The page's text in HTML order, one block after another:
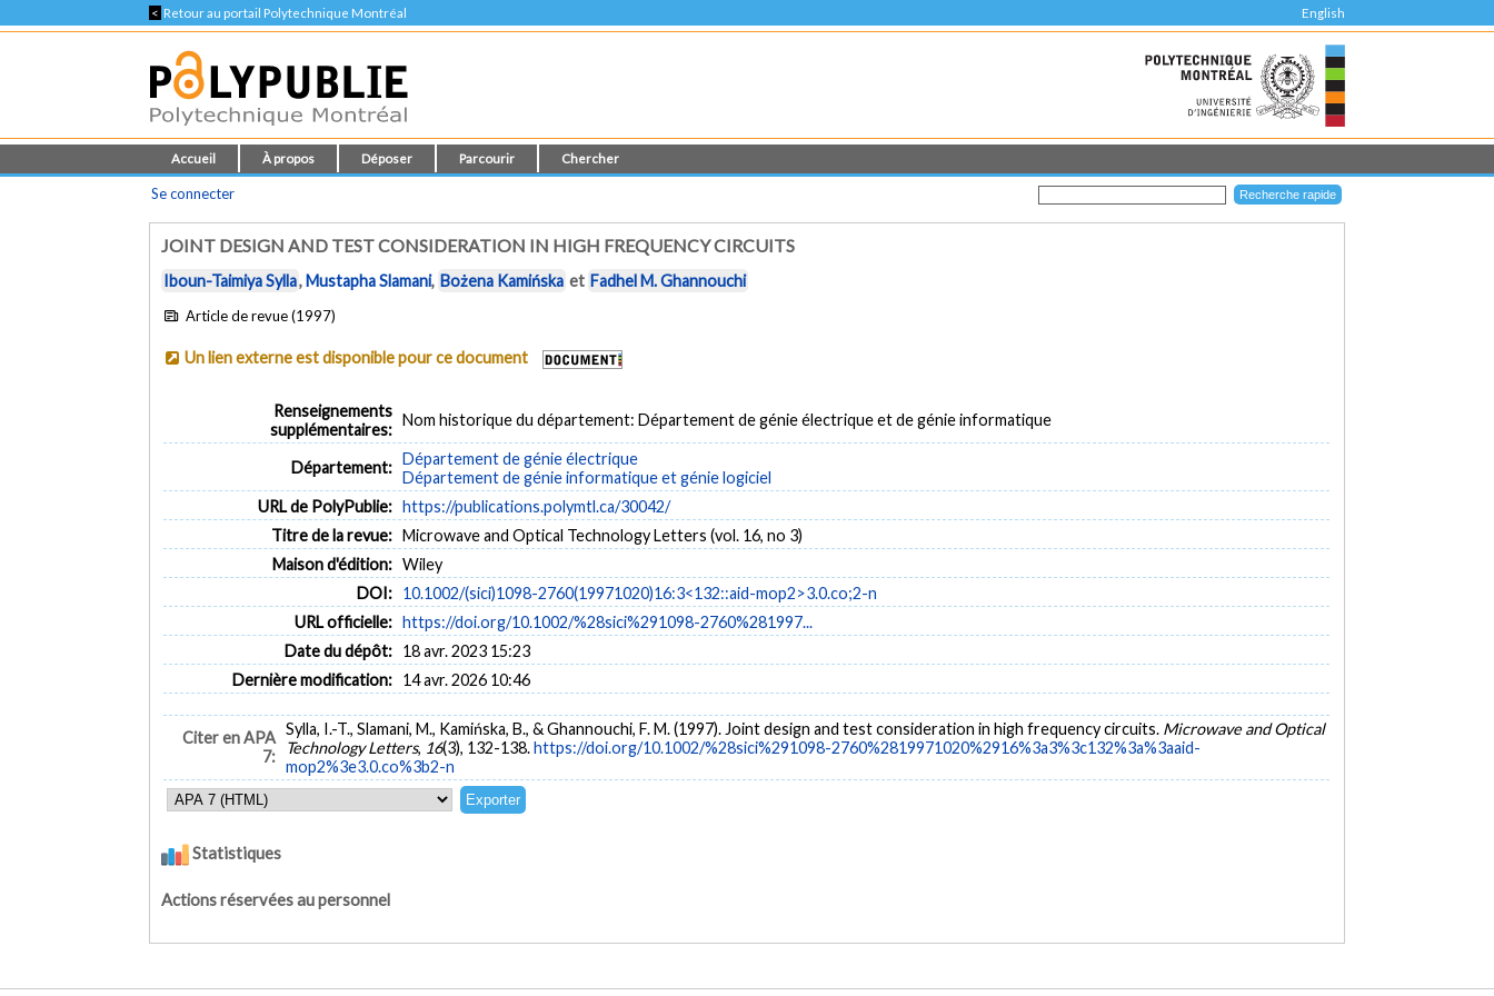
< Retour au portail Polytechnique Montréal English
Accueil À propos Déposer Parcourir Chercher
Se connecter
JOINT DESIGN AND TEST CONSIDERATION IN HIGH FREQUENCY CIRCUITS
Iboun-Taimiya Sylla,Mustapha Slamani, Bożena Kamińska et Fadhel M. Ghannouchi
Article de revue (1997)
Un lien externe est disponible pour ce document
Renseignements
supplémentaires:
Nom historique du département: Département de génie électrique et de génie informatique
Département: Département de génie électrique
Département de génie informatique et génie logiciel
URL de PolyPublie: https://publications.polymtl.ca/30042/
Titre de la revue: Microwave and Optical Technology Letters (vol. 16, no 3)
Maison d'édition: Wiley
DOI: 10.1002/(sici)1098-2760(19971020)16:3<132::aid-mop2>3.0.co;2-n
URL officielle: https://doi.org/10.1002/%28sici%291098-2760%281997...
Date du dépôt: 18 avr. 2023 15:23
Dernière modification: 14 avr. 2026 10:46
Citer en APA
7:
Sylla, I.-T., Slamani, M., Kamińska, B., & Ghannouchi, F. M. (1997). Joint design and test consideration in high frequency circuits. Microwave and Optical
Technology Letters, 16(3), 132-138.https://doi.org/10.1002/%28sici%291098-2760%2819971020%2916%3a3%3c132%3a%3aaid-
mop2%3e3.0.co%3b2-n
Statistiques
Actions réservées au personnel